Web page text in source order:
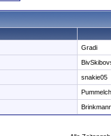
Gradi
snakie05